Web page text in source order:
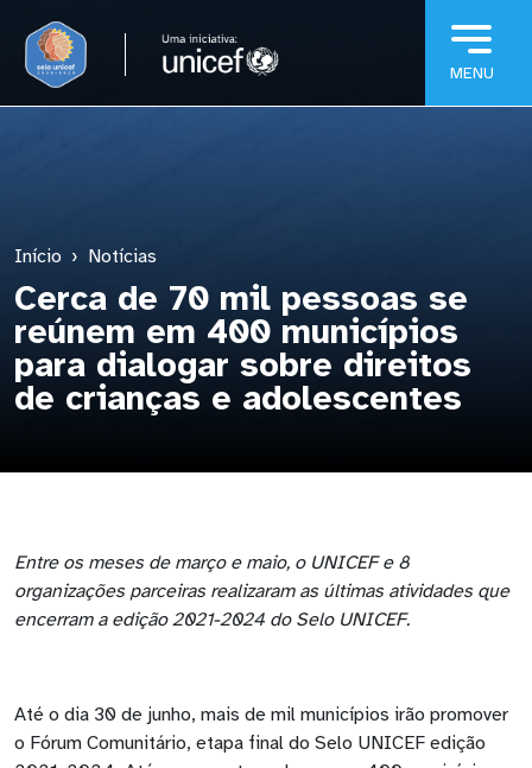
Início Notícias
Cerca de 70 mil pessoas se
reúnem em 400 municípios
para dialogar sobre direitos
de crianças e adolescentes
Entre os meses de março e maio, o UNICEF e 8
organizações parceiras realizaram as últimas atividades que
encerram a edição 2021-2024 do Selo UNICEF.
Até o dia 30 de junho, mais de mil municípios irão promover
o Fórum Comunitário, etapa final do Selo UNICEF edição